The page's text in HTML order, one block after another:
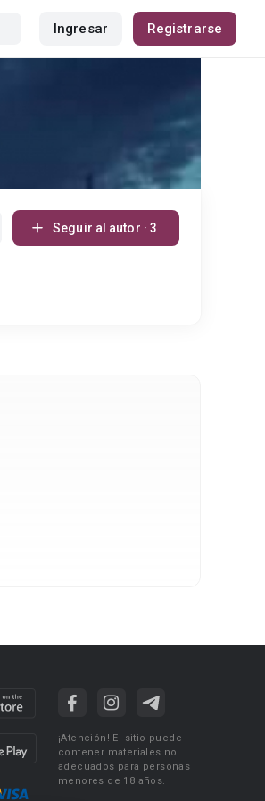
Ingresar Registrarse
Seguir al autor · 3
¡Atención! El sitio puede
contener materiales no
adecuados para personas
menores de 18 años.